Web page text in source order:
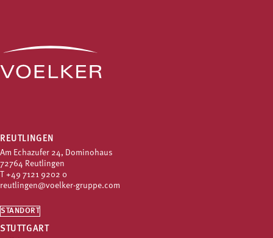
REUTLINGEN
Am Echazufer 24, Dominohaus
72764 Reutlingen
T +49 7121 9202 0
reutlingen@voelker-gruppe.com
STANDORT
STUTTGART